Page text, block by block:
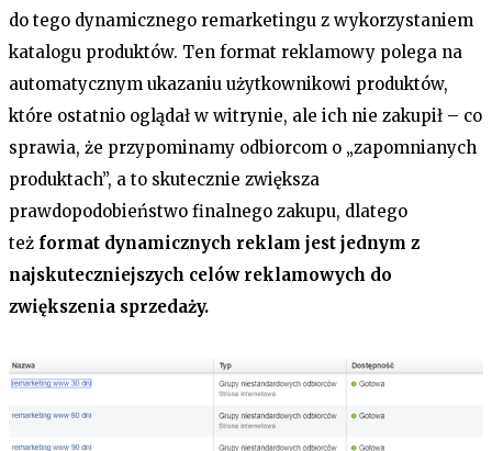
do tego dynamicznego remarketingu z wykorzystaniem
katalogu produktów. Ten format reklamowy polega na
automatycznym ukazaniu użytkownikowi produktów,
które ostatnio oglądał w witrynie, ale ich nie zakupił – co
sprawia, że przypominamy odbiorcom o „zapomnianych
produktach”, a to skutecznie zwiększa
prawdopodobieństwo finalnego zakupu, dlatego
też format dynamicznych reklam jest jednym z
najskuteczniejszych celów reklamowych do
zwiększenia sprzedaży.